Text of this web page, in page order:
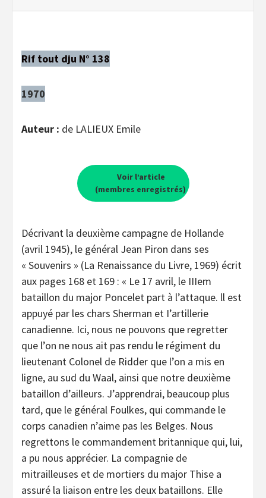
Rif tout dju N° 138
1970
Auteur : de LALIEUX Emile
Voir l’article
(membres enregistrés)
Décrivant la deuxième campagne de Hollande
(avril 1945), le général Jean Piron dans ses
« Souvenirs » (La Renaissance du Livre, 1969) écrit
aux pages 168 et 169 : « Le 17 avril, le IIIem
bataillon du major Poncelet part à l’attaque. ll est
appuyé par les chars Sherman et I’artillerie
canadienne. Ici, nous ne pouvons que regretter
que l’on ne nous ait pas rendu le régiment du
lieutenant Colonel de Ridder que l’on a mis en
ligne, au sud du Waal, ainsi que notre deuxième
bataillon d’ailleurs. J’apprendrai, beaucoup plus
tard, que le général Foulkes, qui commande le
corps canadien n’aime pas les Belges. Nous
regrettons le commandement britannique qui, lui,
a pu nous apprécier. La compagnie de
mitrailleuses et de mortiers du major Thise a
assuré la liaison entre les deux bataillons. Elle